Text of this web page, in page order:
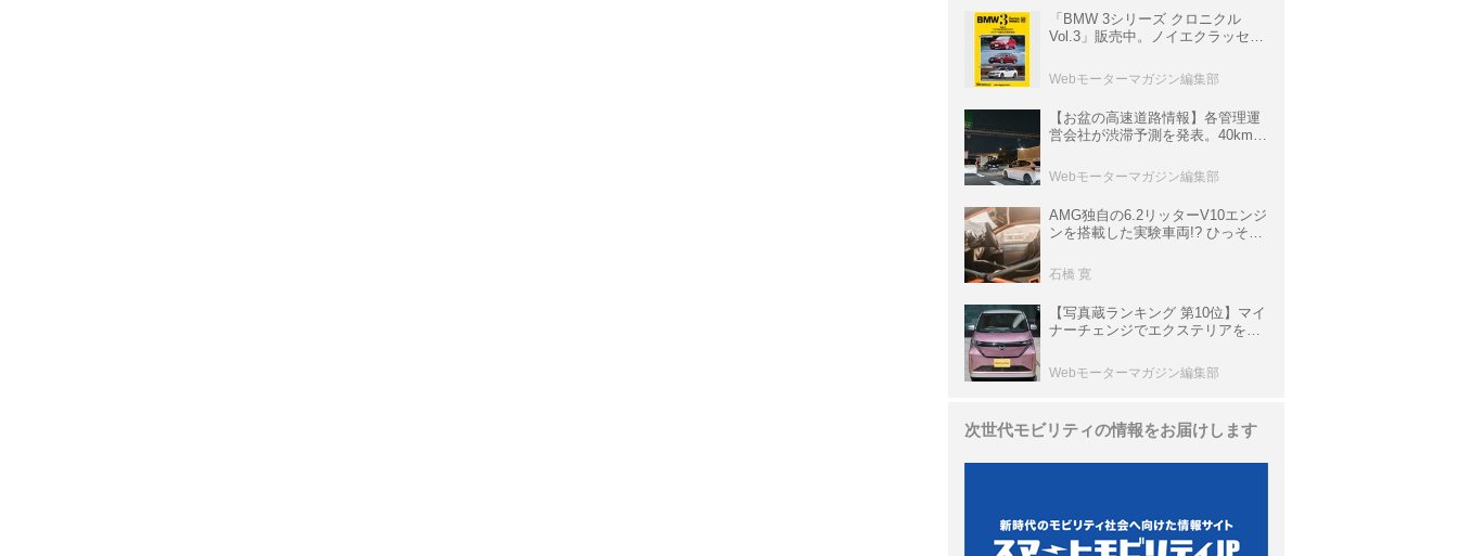
「BMW 3シリーズ クロニクル
Vol.3」販売中。ノイエクラッセか
ムック
Webモーターマガジン編集部
【お盆の高速道路情報】各管理運
営会社が渋滞予測を発表。40km以
数ある
Webモーターマガジン編集部
AMG独自の6.2リッターV10エンジ
ンを搭載した実験車両!? ひっそり
P900 プロトタイプ」とは
石橋 寛
【写真蔵ランキング 第10位】マイ
ナーチェンジでエクステリアを刷
クラ」
Webモーターマガジン編集部
次世代モビリティの情報をお届けします